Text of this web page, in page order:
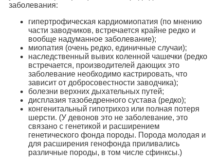
заболевания:
гипертрофическая кардиомиопатия (по мнению
части заводчиков, встречается крайне редко и
вообще надуманное заболевание);
миопатия (очень редко, единичные случаи);
наследственный вывих коленной чашечки (редко
встречается, производителей дающих это
заболевание необходимо кастрировать, что
зависит от добросовестности заводчика);
болезни верхних дыхательных путей;
дисплазия тазобедренного сустава (редко);
конгенитальный гипотрихоз или полная потеря
шерсти. (У девонов это не заболевание, это
связано с генетикой и расширением
генетического фонда породы. Порода молодая и
для расширения генофонда приливались
различные породы, в том числе сфинксы.)